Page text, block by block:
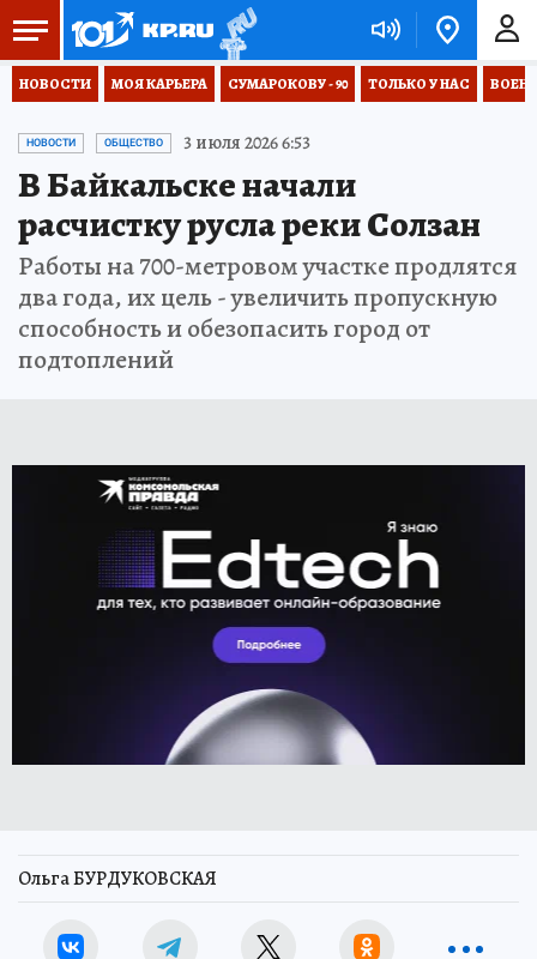
НОВОСТИ МОЯ КАРЬЕРА СУМАРОКОВУ - 90 ТОЛЬКО У НАС
НОВОСТИ ОБЩЕСТВО 3 июля 2026 6:53
В Байкальске начали
расчистку русла реки Солзан
Работы на 700-метровом участке продлятся
два года, их цель - увеличить пропускную
способность и обезопасить город от
подтоплений
Ольга БУРДУКОВСКАЯ